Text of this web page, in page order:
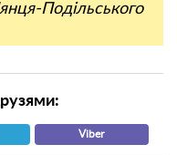
Подільського
Viber